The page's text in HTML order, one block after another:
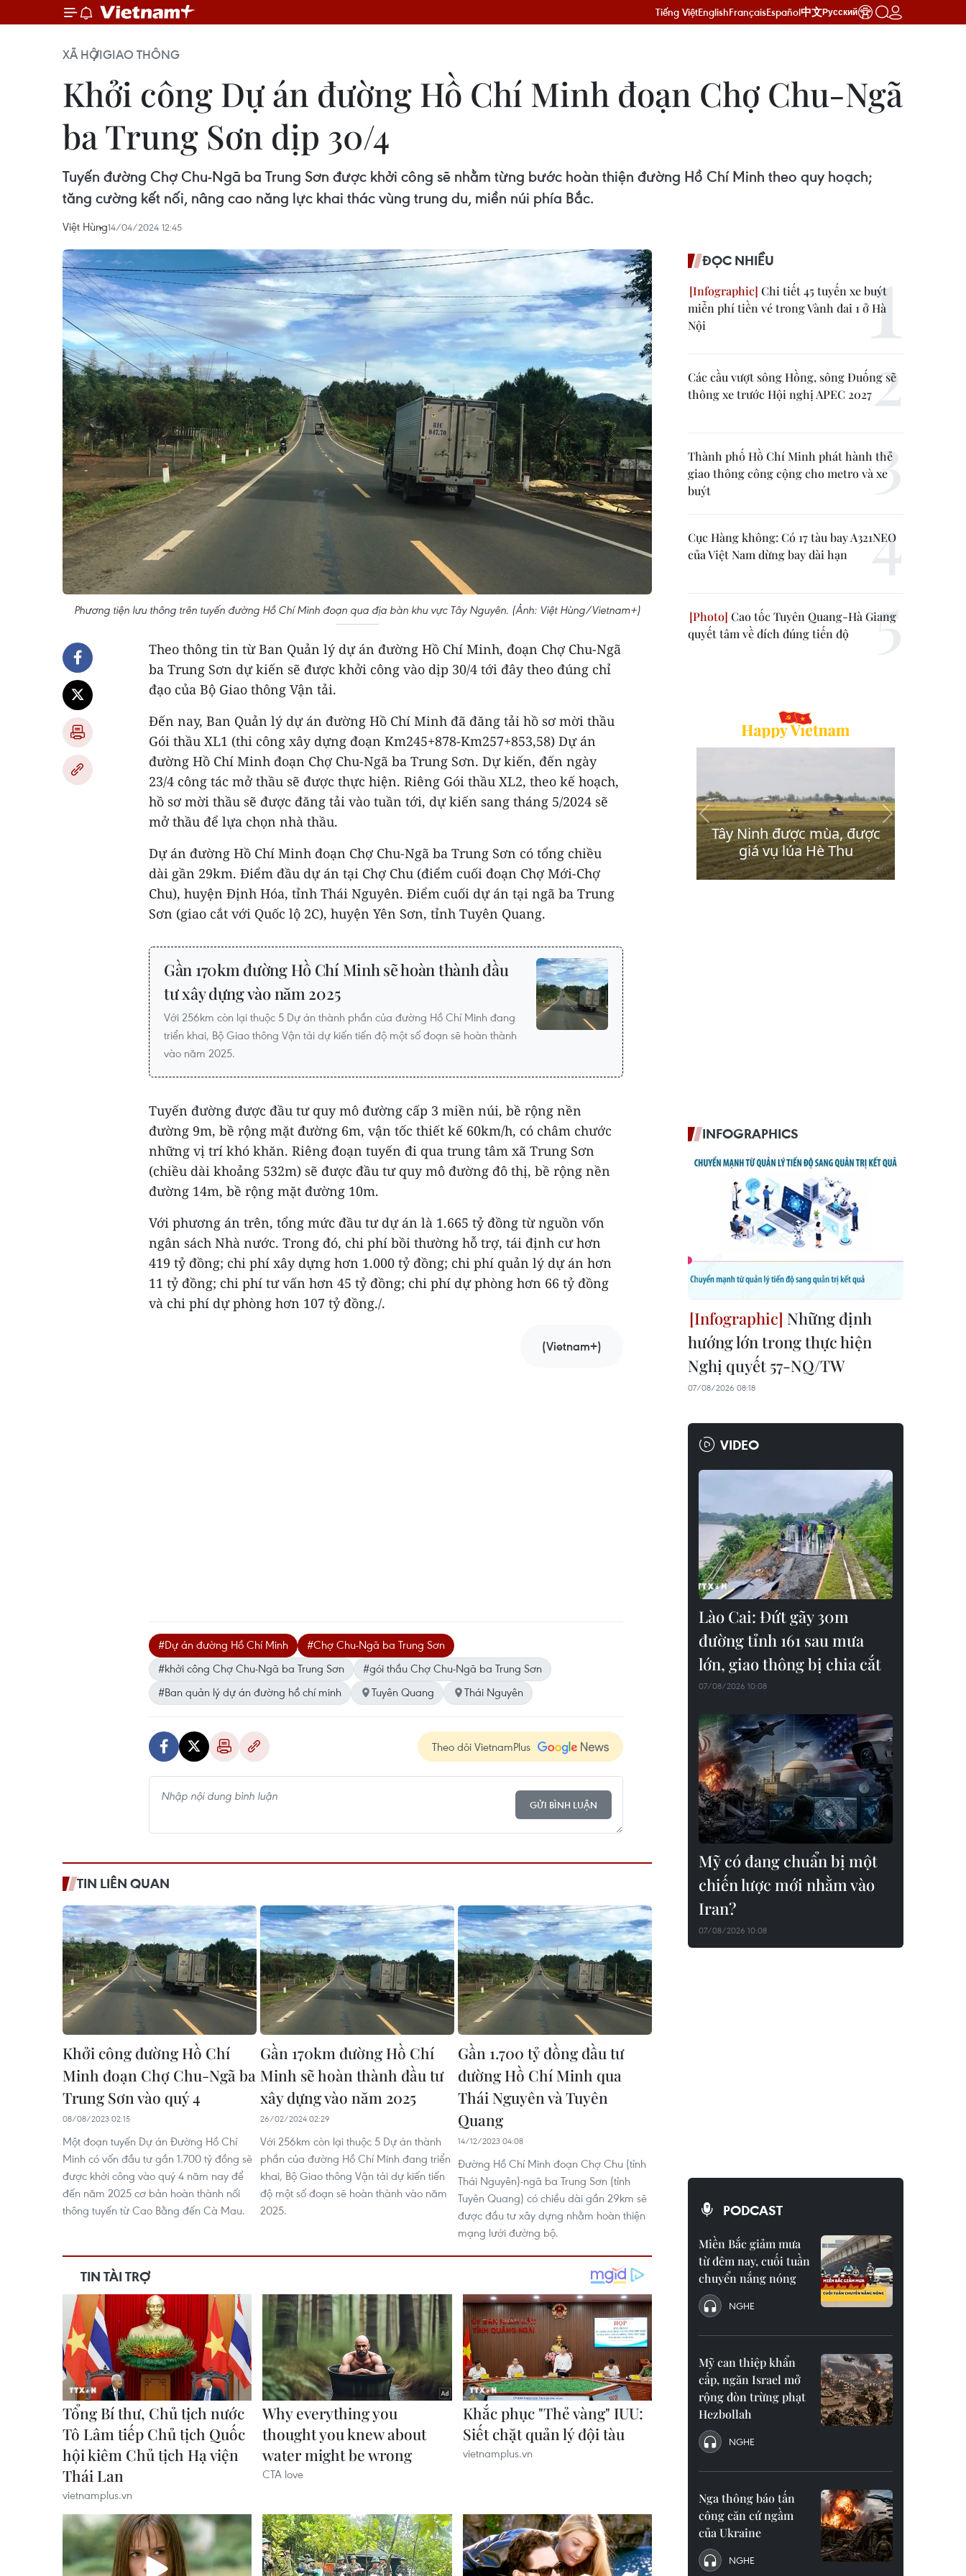
Tiếng ViệtEnglishFrançaisEspañol中文Русский
XÃ HỘIGIAO THÔNG
Khởi công Dự án đường Hồ Chí Minh đoạn Chợ Chu-Ngã
ba Trung Sơn dịp 30/4
Tuyến đường Chợ Chu-Ngã ba Trung Sơn được khởi công sẽ nhằm từng bước hoàn thiện đường Hồ Chí Minh theo quy hoạch;
tăng cường kết nối, nâng cao năng lực khai thác vùng trung du, miền núi phía Bắc.
Việt Hùng14/04/2024 12:45
Phương tiện lưu thông trên tuyến đường Hồ Chí Minh đoạn qua địa bàn khu vực Tây Nguyên. (Ảnh: Việt Hùng/Vietnam+)
Theo thông tin từ Ban Quản lý dự án đường Hồ Chí Minh, đoạn Chợ Chu-Ngã
ba Trung Sơn dự kiến sẽ được khởi công vào dịp 30/4 tới đây theo đúng chỉ
đạo của Bộ Giao thông Vận tải.
Đến nay, Ban Quản lý dự án đường Hồ Chí Minh đã đăng tải hồ sơ mời thầu
Gói thầu XL1 (thi công xây dựng đoạn Km245+878-Km257+853,58) Dự án
đường Hồ Chí Minh đoạn Chợ Chu-Ngã ba Trung Sơn. Dự kiến, đến ngày
23/4 công tác mở thầu sẽ được thực hiện. Riêng Gói thầu XL2, theo kế hoạch,
hồ sơ mời thầu sẽ được đăng tải vào tuần tới, dự kiến sang tháng 5/2024 sẽ
mở thầu để lựa chọn nhà thầu.
Dự án đường Hồ Chí Minh đoạn Chợ Chu-Ngã ba Trung Sơn có tổng chiều
dài gần 29km. Điểm đầu dự án tại Chợ Chu (điểm cuối đoạn Chợ Mới-Chợ
Chu), huyện Định Hóa, tỉnh Thái Nguyên. Điểm cuối dự án tại ngã ba Trung
Sơn (giao cắt với Quốc lộ 2C), huyện Yên Sơn, tỉnh Tuyên Quang.
Gần 170km đường Hồ Chí Minh sẽ hoàn thành đầu
tư xây dựng vào năm 2025
Với 256km còn lại thuộc 5 Dự án thành phần của đường Hồ Chí Minh đang
triển khai, Bộ Giao thông Vận tải dự kiến tiến độ một số đoạn sẽ hoàn thành
vào năm 2025.
Tuyến đường được đầu tư quy mô đường cấp 3 miền núi, bề rộng nền
đường 9m, bề rộng mặt đường 6m, vận tốc thiết kế 60km/h, có châm chước
những vị trí khó khăn. Riêng đoạn tuyến đi qua trung tâm xã Trung Sơn
(chiều dài khoảng 532m) sẽ được đầu tư quy mô đường đô thị, bề rộng nền
đường 14m, bề rộng mặt đường 10m.
Với phương án trên, tổng mức đầu tư dự án là 1.665 tỷ đồng từ nguồn vốn
ngân sách Nhà nước. Trong đó, chi phí bồi thường hỗ trợ, tái định cư hơn
419 tỷ đồng; chi phí xây dựng hơn 1.000 tỷ đồng; chi phí quản lý dự án hơn
11 tỷ đồng; chi phí tư vấn hơn 45 tỷ đồng; chi phí dự phòng hơn 66 tỷ đồng
và chi phí dự phòng hơn 107 tỷ đồng./.
(Vietnam+)
#Dự án đường Hồ Chí Minh
#Chợ Chu-Ngã ba Trung Sơn
#khởi công Chợ Chu-Ngã ba Trung Sơn
#gói thầu Chợ Chu-Ngã ba Trung Sơn
#Ban quản lý dự án đường hồ chí minh
Tuyên Quang Thái Nguyên
Theo dõi VietnamPlus
GỬI BÌNH LUẬN
TIN LIÊN QUAN
Khởi công đường Hồ Chí
Minh đoạn Chợ Chu-Ngã ba
Trung Sơn vào quý 4
08/08/2023 02:15
Một đoạn tuyến Dự án Đường Hồ Chí
Minh có vốn đầu tư gần 1.700 tỷ đồng sẽ
được khởi công vào quý 4 năm nay để
đến năm 2025 cơ bản hoàn thành nối
thông tuyến từ Cao Bằng đến Cà Mau.
Gần 170km đường Hồ Chí
Minh sẽ hoàn thành đầu tư
xây dựng vào năm 2025
26/02/2024 02:29
Với 256km còn lại thuộc 5 Dự án thành
phần của đường Hồ Chí Minh đang triển
khai, Bộ Giao thông Vận tải dự kiến tiến
độ một số đoạn sẽ hoàn thành vào năm
2025.
Gần 1.700 tỷ đồng đầu tư
đường Hồ Chí Minh qua
Thái Nguyên và Tuyên
Quang
14/12/2023 04:08
Đường Hồ Chí Minh đoạn Chợ Chu (tỉnh
Thái Nguyên)-ngã ba Trung Sơn (tỉnh
Tuyên Quang) có chiều dài gần 29km sẽ
được đầu tư xây dựng nhằm hoàn thiện
mạng lưới đường bộ.
ĐỌC NHIỀU
Chi tiết 45 tuyến xe buýt
miễn phí tiền vé trong Vành đai 1 ở Hà
Nội
Các cầu vượt sông Hồng, sông Đuống sẽ
thông xe trước Hội nghị APEC 2027
Thành phố Hồ Chí Minh phát hành thẻ
giao thông công cộng cho metro và xe
buýt
Cục Hàng không: Có 17 tàu bay A321NEO
của Việt Nam dừng bay dài hạn
Cao tốc Tuyên Quang-Hà Giang
quyết tâm về đích đúng tiến độ
INFOGRAPHICS
Những định
hướng lớn trong thực hiện
Nghị quyết 57-NQ/TW
07/08/2026 08:18
VIDEO
Lào Cai: Đứt gãy 30m
đường tỉnh 161 sau mưa
lớn, giao thông bị chia cắt
07/08/2026 10:08
Mỹ có đang chuẩn bị một
chiến lược mới nhằm vào
Iran?
07/08/2026 10:08
PODCAST
Miền Bắc giảm mưa
từ đêm nay, cuối tuần
chuyển nắng nóng
NGHE
Mỹ can thiệp khẩn
cấp, ngăn Israel mở
rộng đòn trừng phạt
Hezbollah
NGHE
Nga thông báo tấn
công căn cứ ngầm
của Ukraine
NGHE